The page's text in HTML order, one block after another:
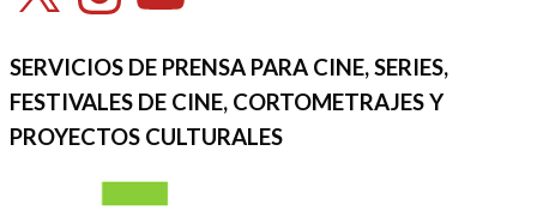
SERVICIOS DE PRENSA PARA CINE, SERIES,
FESTIVALES DE CINE, CORTOMETRAJES Y
PROYECTOS CULTURALES